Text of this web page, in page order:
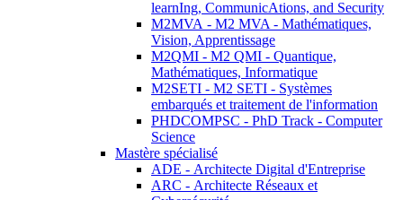
learnIng, CommunicAtions, and Security
M2MVA - M2 MVA - Mathématiques,
Vision, Apprentissage
M2QMI - M2 QMI - Quantique,
Mathématiques, Informatique
M2SETI - M2 SETI - Systèmes
embarqués et traitement de l'information
PHDCOMPSC - PhD Track - Computer
Science
Mastère spécialisé
ADE - Architecte Digital d'Entreprise
ARC - Architecte Réseaux et